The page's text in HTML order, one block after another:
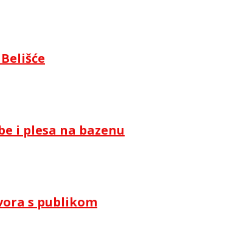
i plesa na bazenu
s publikom